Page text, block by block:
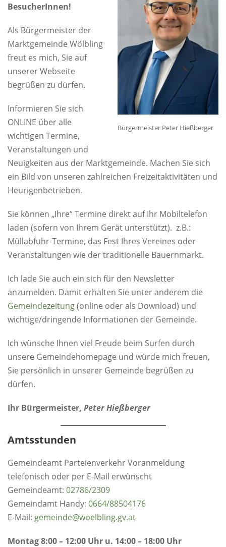
Bürgermeister Peter Hießberger
BesucherInnen!
Als Bürgermeister der
Marktgemeinde Wölbling
freut es mich, Sie auf
unserer Webseite
begrüßen zu dürfen.
Informieren Sie sich
ONLINE über alle
wichtigen Termine,
Veranstaltungen und
Neuigkeiten aus der Marktgemeinde. Machen Sie sich
ein Bild von unseren zahlreichen Freizeitaktivitäten und
Heurigenbetrieben.
Sie können „Ihre“ Termine direkt auf Ihr Mobiltelefon
laden (sofern von Ihrem Gerät unterstützt). z.B.:
Müllabfuhr-Termine, das Fest Ihres Vereines oder
Veranstaltungen wie der traditionelle Bauernmarkt.
Ich lade Sie auch ein sich für den Newsletter
anzumelden. Damit erhalten Sie unter anderem die
Gemeindezeitung(online oder als Download) und
wichtige/dringende Informationen der Gemeinde.
Ich wünsche Ihnen viel Freude beim Surfen durch
unsere Gemeindehomepage und würde mich freuen,
Sie persönlich in unserer Gemeinde begrüßen zu
dürfen.
Ihr Bürgermeister, Peter Hießberger
Amtsstunden
Gemeindeamt Parteienverkehr Voranmeldung
telefonisch oder per E-Mail erwünscht
Gemeindeamt: 02786/2309
Gemeindamt Handy: 0664/88504176
E-Mail: gemeinde@woelbling.gv.at
Montag 8:00 – 12:00 Uhr u. 14:00 – 18:00 Uhr